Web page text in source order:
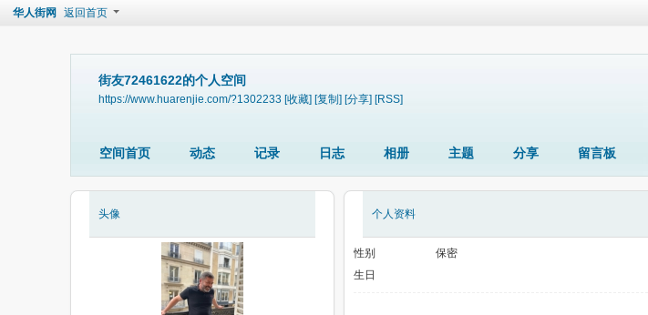
华人街网 返回首页
街友72461622的个人空间
https://www.huarenjie.com/?1302233 [收藏] [复制] [分享] [RSS]
空间首页 动态 记录 日志 相册 主题 分享 留言板
头像 个人资料
性别
保密
生日